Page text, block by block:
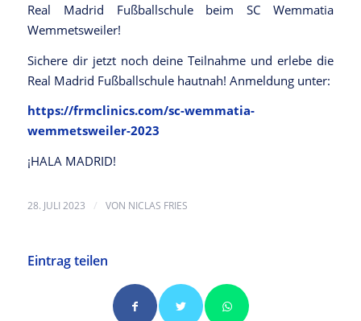
Real Madrid Fußballschule beim SC Wemmatia
Wemmetsweiler!
Sichere dir jetzt noch deine Teilnahme und erlebe die
Real Madrid Fußballschule hautnah! Anmeldung unter:
https://frmclinics.com/sc-wemmatia-
wemmetsweiler-2023
¡HALA MADRID!
28. JULI 2023 / VON NICLAS FRIES
Eintrag teilen